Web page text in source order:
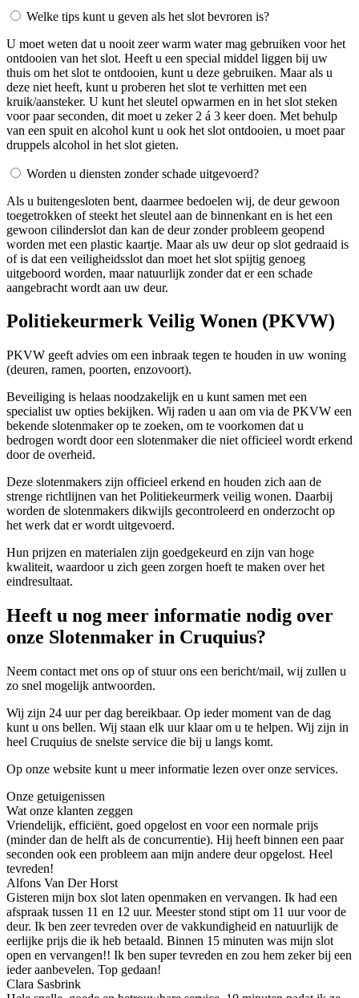
Welke tips kunt u geven als het slot bevroren is?
U moet weten dat u nooit zeer warm water mag gebruiken voor het
ontdooien van het slot. Heeft u een special middel liggen bij uw
thuis om het slot te ontdooien, kunt u deze gebruiken. Maar als u
deze niet heeft, kunt u proberen het slot te verhitten met een
kruik/aansteker. U kunt het sleutel opwarmen en in het slot steken
voor paar seconden, dit moet u zeker 2 á 3 keer doen. Met behulp
van een spuit en alcohol kunt u ook het slot ontdooien, u moet paar
druppels alcohol in het slot gieten.
Worden u diensten zonder schade uitgevoerd?
Als u buitengesloten bent, daarmee bedoelen wij, de deur gewoon
toegetrokken of steekt het sleutel aan de binnenkant en is het een
gewoon cilinderslot dan kan de deur zonder probleem geopend
worden met een plastic kaartje. Maar als uw deur op slot gedraaid is
of is dat een veiligheidsslot dan moet het slot spijtig genoeg
uitgeboord worden, maar natuurlijk zonder dat er een schade
aangebracht wordt aan uw deur.
Politiekeurmerk Veilig Wonen (PKVW)
PKVW geeft advies om een inbraak tegen te houden in uw woning
(deuren, ramen, poorten, enzovoort).
Beveiliging is helaas noodzakelijk en u kunt samen met een
specialist uw opties bekijken. Wij raden u aan om via de PKVW een
bekende slotenmaker op te zoeken, om te voorkomen dat u
bedrogen wordt door een slotenmaker die niet officieel wordt erkend
door de overheid.
Deze slotenmakers zijn officieel erkend en houden zich aan de
strenge richtlijnen van het Politiekeurmerk veilig wonen. Daarbij
worden de slotenmakers dikwijls gecontroleerd en onderzocht op
het werk dat er wordt uitgevoerd.
Hun prijzen en materialen zijn goedgekeurd en zijn van hoge
kwaliteit, waardoor u zich geen zorgen hoeft te maken over het
eindresultaat.
Heeft u nog meer informatie nodig over
onze Slotenmaker in Cruquius?
Neem contact met ons op of stuur ons een bericht/mail, wij zullen u
zo snel mogelijk antwoorden.
Wij zijn 24 uur per dag bereikbaar. Op ieder moment van de dag
kunt u ons bellen. Wij staan elk uur klaar om u te helpen. Wij zijn in
heel Cruquius de snelste service die bij u langs komt.
Op onze website kunt u meer informatie lezen over onze services.
Onze getuigenissen
Wat onze klanten zeggen
Vriendelijk, efficiënt, goed opgelost en voor een normale prijs
(minder dan de helft als de concurrentie). Hij heeft binnen een paar
seconden ook een probleem aan mijn andere deur opgelost. Heel
tevreden!
Alfons Van Der Horst
Gisteren mijn box slot laten openmaken en vervangen. Ik had een
afspraak tussen 11 en 12 uur. Meester stond stipt om 11 uur voor de
deur. Ik ben zeer tevreden over de vakkundigheid en natuurlijk de
eerlijke prijs die ik heb betaald. Binnen 15 minuten was mijn slot
open en vervangen!! Ik ben super tevreden en zou hem zeker bij een
ieder aanbevelen. Top gedaan!
Clara Sasbrink